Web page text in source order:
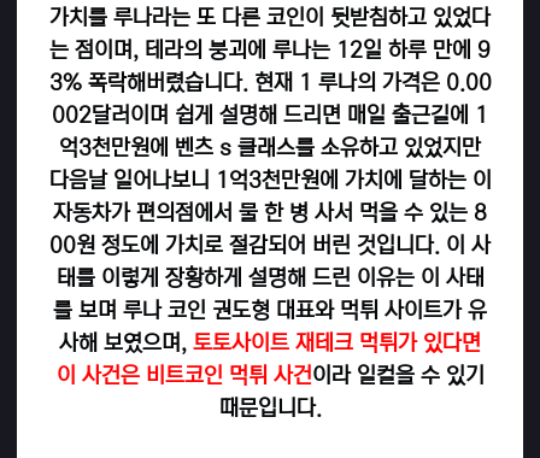
가치를 루나라는 또 다른 코인이 뒷받침하고 있었다
는 점이며, 테라의 붕괴에 루나는 12일 하루 만에 9
3% 폭락해버렸습니다. 현재 1 루나의 가격은 0.00
002달러이며 쉽게 설명해 드리면 매일 출근길에 1
억3천만원에 벤츠 s 클래스를 소유하고 있었지만
다음날 일어나보니 1억3천만원에 가치에 달하는 이
자동차가 편의점에서 물 한 병 사서 먹을 수 있는 8
00원 정도에 가치로 절감되어 버린 것입니다. 이 사
태를 이렇게 장황하게 설명해 드린 이유는 이 사태
를 보며 루나 코인 권도형 대표와 먹튀 사이트가 유
사해 보였으며, 토토사이트 재테크 먹튀가 있다면
이 사건은 비트코인 먹튀 사건이라 일컬을 수 있기
때문입니다.